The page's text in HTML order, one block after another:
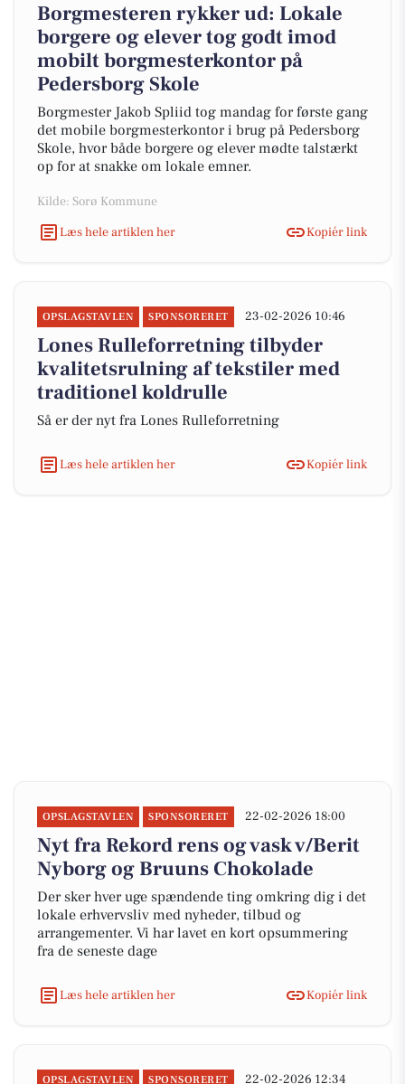
Borgmesteren rykker ud: Lokale
borgere og elever tog godt imod
mobilt borgmesterkontor på
Pedersborg Skole
Borgmester Jakob Spliid tog mandag for første gang
det mobile borgmesterkontor i brug på Pedersborg
Skole, hvor både borgere og elever mødte talstærkt
op for at snakke om lokale emner.
Kilde: Sorø Kommune
Læs hele artiklen her
Kopiér link
OPSLAGSTAVLEN SPONSORERET 23-02-2026 10:46
Lones Rulleforretning tilbyder
kvalitetsrulning af tekstiler med
traditionel koldrulle
Så er der nyt fra Lones Rulleforretning
Læs hele artiklen her Kopiér link
OPSLAGSTAVLEN SPONSORERET 22-02-2026 18:00
Nyt fra Rekord rens og vask v/Berit
Nyborg og Bruuns Chokolade
Der sker hver uge spændende ting omkring dig i det
lokale erhvervsliv med nyheder, tilbud og
arrangementer. Vi har lavet en kort opsummering
fra de seneste dage
Læs hele artiklen her Kopiér link
OPSLAGSTAVLEN SPONSORERET 22-02-2026 12:34